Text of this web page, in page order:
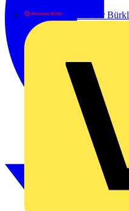
Alexander